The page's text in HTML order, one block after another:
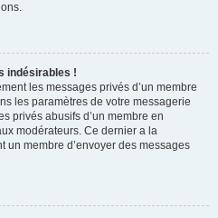
indésirables !
les messages privés d’un membre
les paramètres de votre messagerie
privés abusifs d’un membre en
modérateurs. Ce dernier a la
un membre d’envoyer des messages